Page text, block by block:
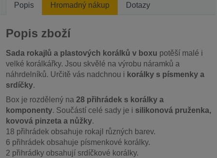
Popis Hromadný nákup Dotazy
Popis zboží
Sada rokajlů a plastových korálků v boxu potěší malé i
velké korálkářky. Jsou skvělé na výrobu náramků a
náhrdelníků. Určitě vás nadchnou i korálky s písmenky a
srdíčky.
Box je rozdělený na 28 přihrádek s korálky a
komponenty. Součástí celé sady je i silikonová pruženka,
kovová pinzeta a nůžky.
18 přihrádek obsahuje rokajl různých barev.
6 přihrádek obsahuje písmenkové korálky.
2 přihrádky obsahují srdíčkové korálky.